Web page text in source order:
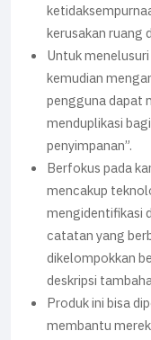
kerusakan ruang
Untuk
kemudian
pengguna dapat
menduplikasi
penyimpanan”.
Berfokus pada
mencakup
mengidentifikasi
catatan yang
dikelompokkan
deskripsi
Produk ini bisa
membantu